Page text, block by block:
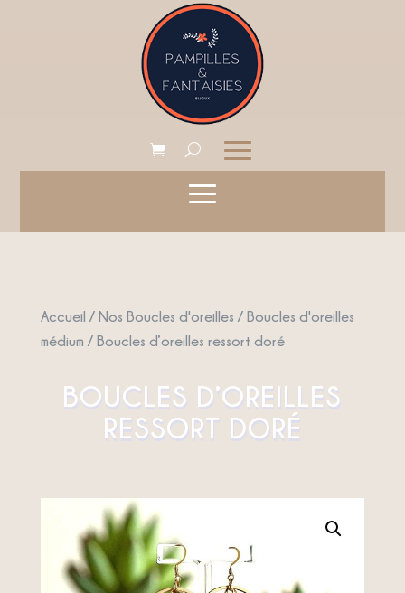
Accueil / Nos Boucles d'oreilles / Boucles d'oreilles
médium / Boucles d’oreilles ressort doré
BOUCLES D’OREILLES
RESSORT DORÉ